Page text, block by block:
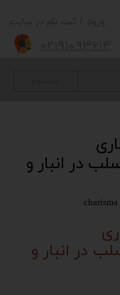
در انبار و
در انبار و